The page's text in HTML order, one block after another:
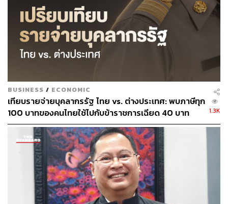
3.0K
ABOUT THE AUTHOR
THE STANDARD TEAM
กองบรรณาธิการ THE STANDARD
BUSINESS / ECONOMIC
เทียบรายจ่ายบุคลากรรัฐ ไทย vs. ต่างประเทศ: พบภาษีทุก
100 บาทของคนไทยใช้ไปกับข้าราชการเฉียด 40 บาท
1.3K